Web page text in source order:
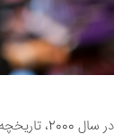
در سال